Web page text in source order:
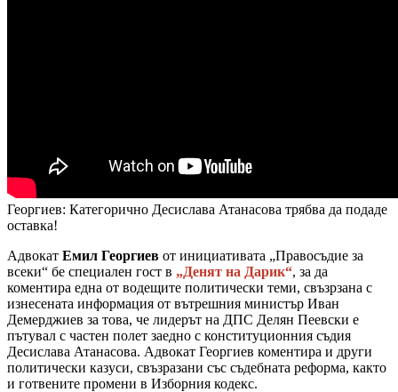
Георгиев: Категорично Десислава Атанасова трябва да подаде
оставка!
Адвокат Емил Георгиев от инициативата „Правосъдие за
всеки“ бе специален гост в „Денят на Дарик“, за да
коментира една от водещите политически теми, свъзрзана с
изнесената информация от вътрешния министър Иван
Демерджиев за това, че лидерът на ДПС Делян Пеевски е
пътувал с частен полет заедно с конституционния съдия
Десислава Атанасова. Адвокат Георгиев коментира и други
политически казуси, свъзразани със съдебната реформа, както
и готвените промени в Изборния кодекс.